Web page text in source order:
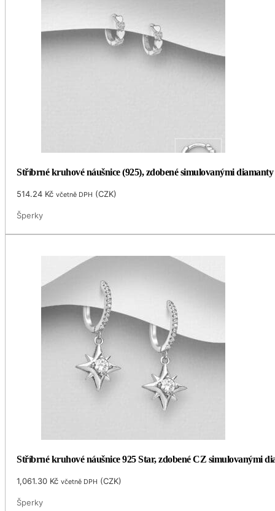
Stříbrné kruhové náušnice (925), zdobené simulovanými
514.24 Kč včetně DPH (CZK)
Šperky
Stříbrné kruhové náušnice 925 Star, zdobené CZ simulovanými
1,061.30 Kč včetně DPH (CZK)
Šperky